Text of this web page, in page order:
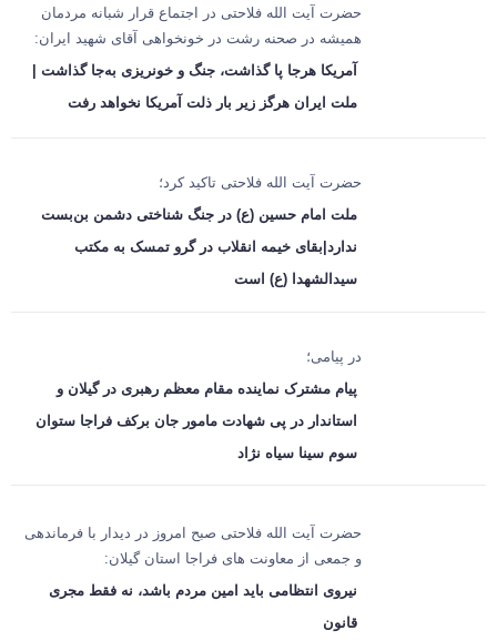
حضرت آیت الله فلاحتی در اجتماع قرار شبانه مردمان
همیشه در صحنه رشت در خونخواهی آقای شهید ایران:
آمریکا هرجا پا گذاشت، جنگ و خونریزی به‌جا گذاشت |
ملت ایران هرگز زیر بار ذلت آمریکا نخواهد رفت
حضرت آیت الله فلاحتی تاکید کرد؛
ملت امام حسین (ع) در جنگ شناختی دشمن بن‌بست
ندارد|بقای خیمه انقلاب در گرو تمسک به مکتب
سیدالشهدا (ع) است
در پیامی؛
پیام مشترک نماینده مقام معظم رهبری در گیلان و
استاندار در پی شهادت مامور جان برکف فراجا ستوان
سوم سینا سیاه نژاد
حضرت آیت الله فلاحتی صبح امروز در دیدار با فرماندهی
و جمعی از معاونت های فراجا استان گیلان:
نیروی انتظامی باید امین مردم باشد، نه فقط مجری
قانون